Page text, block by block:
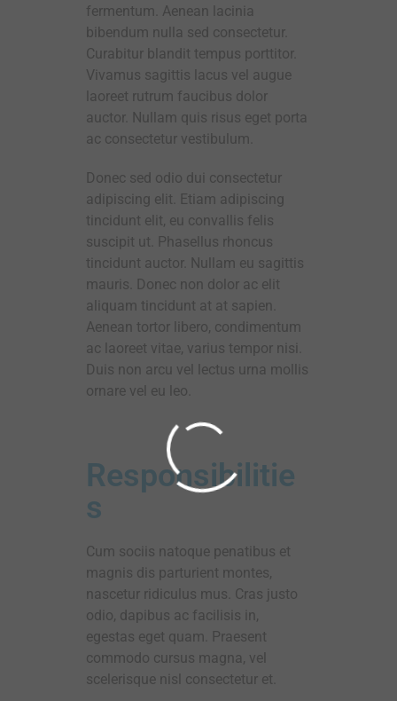
fermentum. Aenean lacinia
bibendum nulla sed consectetur.
Curabitur blandit tempus porttitor.
Vivamus sagittis lacus vel augue
laoreet rutrum faucibus dolor
auctor. Nullam quis risus eget porta
ac consectetur vestibulum.
Donec sed odio dui consectetur
adipiscing elit. Etiam adipiscing
tincidunt elit, eu convallis felis
suscipit ut. Phasellus rhoncus
tincidunt auctor. Nullam eu sagittis
mauris. Donec non dolor ac elit
aliquam tincidunt at at sapien.
Aenean tortor libero, condimentum
ac laoreet vitae, varius tempor nisi.
Duis non arcu vel lectus urna mollis
ornare vel eu leo.
Responsibilitie
s
Cum sociis natoque penatibus et
magnis dis parturient montes,
nascetur ridiculus mus. Cras justo
odio, dapibus ac facilisis in,
egestas eget quam. Praesent
commodo cursus magna, vel
scelerisque nisl consectetur et.